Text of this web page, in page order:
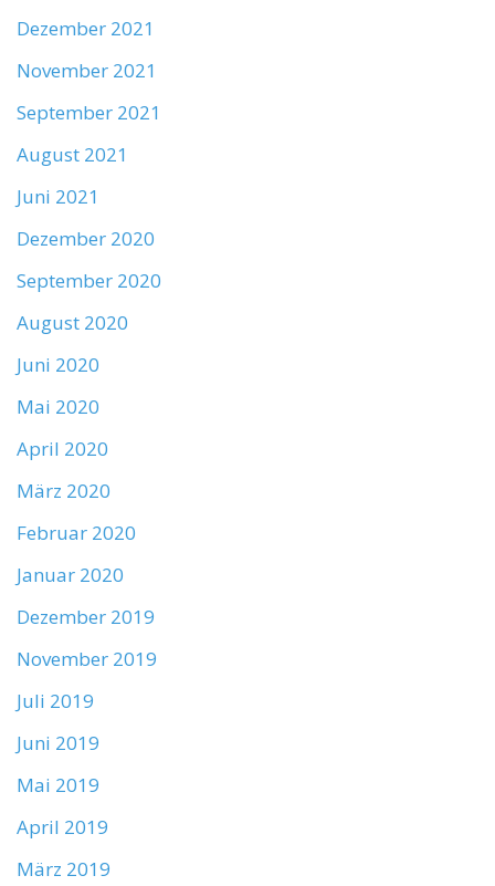
Dezember 2021
November 2021
September 2021
August 2021
Juni 2021
Dezember 2020
September 2020
August 2020
Juni 2020
Mai 2020
April 2020
März 2020
Februar 2020
Januar 2020
Dezember 2019
November 2019
Juli 2019
Juni 2019
Mai 2019
April 2019
März 2019